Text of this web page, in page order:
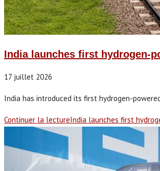
India launches first hydrogen-
17 juillet 2026
India has introduced its first hydrogen-
Continuer la lectureIndia launches first